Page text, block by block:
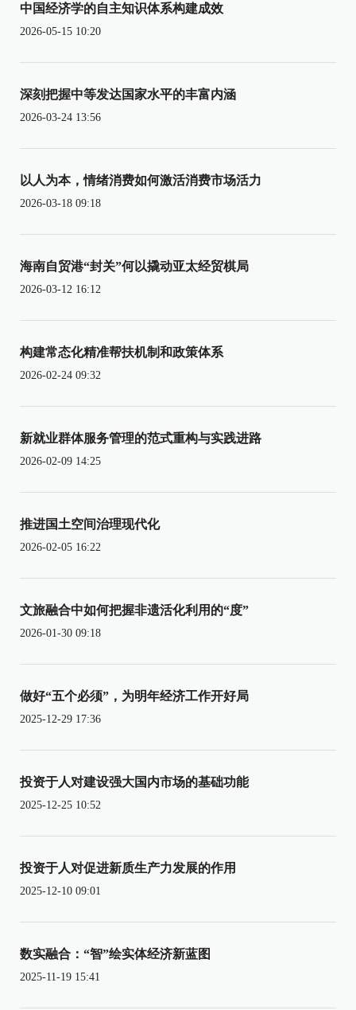
中国经济学的自主知识体系构建成效
2026-05-15 10:20
深刻把握中等发达国家水平的丰富内涵
2026-03-24 13:56
以人为本，情绪消费如何激活消费市场活力
2026-03-18 09:18
海南自贸港“封关”何以撬动亚太经贸棋局
2026-03-12 16:12
构建常态化精准帮扶机制和政策体系
2026-02-24 09:32
新就业群体服务管理的范式重构与实践进路
2026-02-09 14:25
推进国土空间治理现代化
2026-02-05 16:22
文旅融合中如何把握非遗活化利用的“度”
2026-01-30 09:18
做好“五个必须”，为明年经济工作开好局
2025-12-29 17:36
投资于人对建设强大国内市场的基础功能
2025-12-25 10:52
投资于人对促进新质生产力发展的作用
2025-12-10 09:01
数实融合：“智”绘实体经济新蓝图
2025-11-19 15:41